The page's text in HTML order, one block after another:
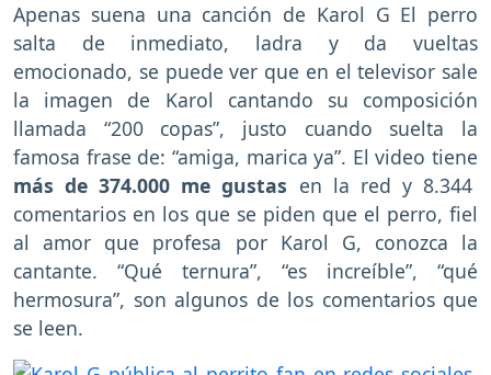
Apenas suena una canción de Karol G El perro
salta de inmediato, ladra y da vueltas
emocionado, se puede ver que en el televisor sale
la imagen de Karol cantando su composición
llamada “200 copas”, justo cuando suelta la
famosa frase de: “amiga, marica ya”. El video tiene
más de 374.000 me gustas en la red y 8.344
comentarios en los que se piden que el perro, fiel
al amor que profesa por Karol G, conozca la
cantante. “Qué ternura”, “es increíble”, “qué
hermosura”, son algunos de los comentarios que
se leen.